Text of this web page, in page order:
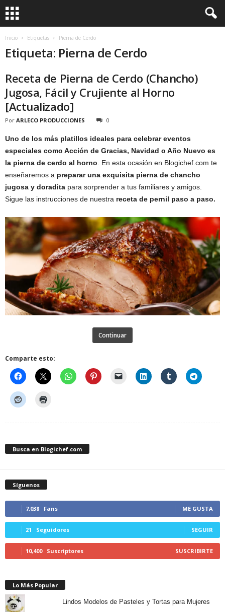
Inicio Etiquetas Pierna de Cerdo
Etiqueta: Pierna de Cerdo
Receta de Pierna de Cerdo (Chancho)
Jugosa, Fácil y Crujiente al Horno
[Actualizado]
Por ARLECO PRODUCCIONES 0
Uno de los más platillos ideales para celebrar eventos
especiales como Acción de Gracias, Navidad o Año Nuevo es
la pierna de cerdo al horno . En esta ocasión en Blogichef.com te
enseñaremos a preparar una exquisita pierna de chancho
jugosa y doradita para sorprender a tus familiares y amigos.
Sigue las instrucciones de nuestra receta de pernil paso a paso.
Continuar
Comparte esto:
Busca en Blogichef.com
Síguenos
7,038 Fans ME GUSTA
21 Seguidores SEGUIR
10,400 Suscriptores SUSCRIBIRTE
Lo Más Popular
Lindos Modelos de Pasteles y Tortas para Mujeres